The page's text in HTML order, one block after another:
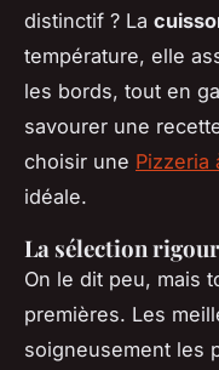
distinctif ? La
température, elle
les bords, tout en
savourer une
choisir une Pizzeria
idéale.
La sélection
On le dit peu, mais
premières. Les
soigneusement les